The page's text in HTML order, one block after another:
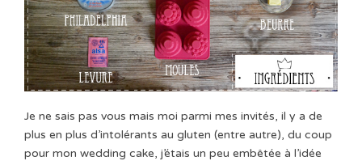
Je ne sais pas vous mais moi parmi mes invités, il y a de
plus en plus d’intolérants au gluten (entre autre), du coup
pour mon wedding cake, j’étais un peu embêtée à l’idée